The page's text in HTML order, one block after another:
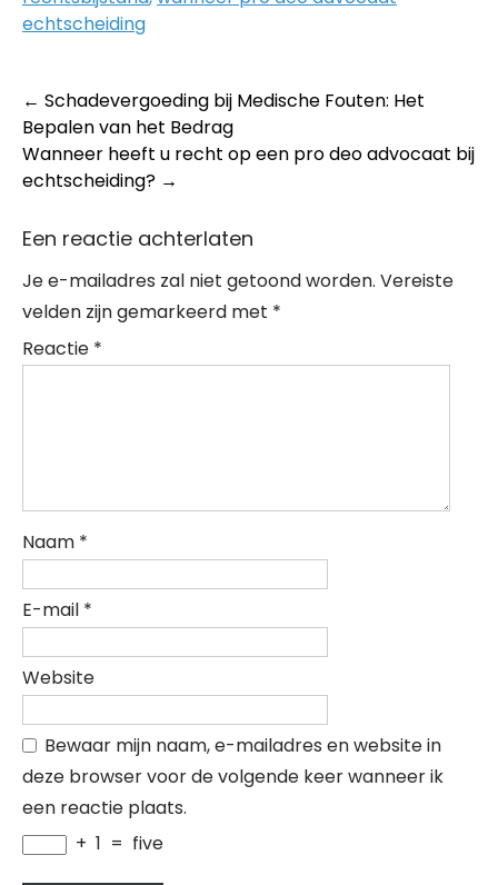
echtscheiding
Post
navigation
← Schadevergoeding bij Medische Fouten: Het
Bepalen van het Bedrag
Wanneer heeft u recht op een pro deo advocaat bij
echtscheiding? →
Een reactie achterlaten
Je e-mailadres zal niet getoond worden. Vereiste
velden zijn gemarkeerd met *
Reactie *
Naam *
E-mail *
Website
Bewaar mijn naam, e-mailadres en website in
deze browser voor de volgende keer wanneer ik
een reactie plaats.
+ 1 = five